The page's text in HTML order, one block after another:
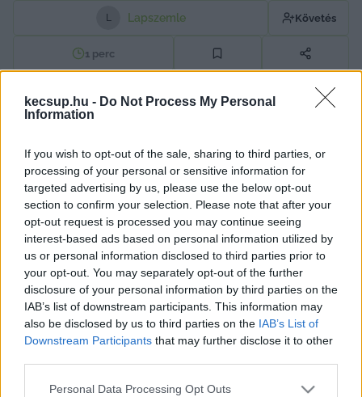
kecsup.hu - Do Not Process My Personal
Information
If you wish to opt-out of the sale, sharing to third parties, or
processing of your personal or sensitive information for
targeted advertising by us, please use the below opt-out
section to confirm your selection. Please note that after your
opt-out request is processed you may continue seeing
interest-based ads based on personal information utilized by
us or personal information disclosed to third parties prior to
your opt-out. You may separately opt-out of the further
disclosure of your personal information by third parties on the
IAB’s list of downstream participants. This information may
also be disclosed by us to third parties on the IAB’s List of
Downstream Participants that may further disclose it to other
Please note that this website/app uses one or more Google
Personal Data Processing Opt Outs
L Lapszemle Követés
1 perc
Ez a tény már túlmutat az ágazati hanyatláson,
szokásaink egyáltalán nem magyaráznak. De
akkor mi lehet az oka? A
24.hu munkatársai
Bakonytól Borsodig utaztak, hogy megkérdezzék
a leginkább érintetteket: mi áll a jelenség
háttérében, egyúttal feltérképezték
Magyarország kocsmakultúráját.
A riportból kiderül, hogy a probléma összetett.
Éppúgy van köze nagyobb társadalmi
változásokhoz (elvándorlás, a szociális életünk
átalakulása), mint a szektort jellemző gazdasági